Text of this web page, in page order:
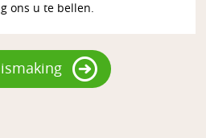
ons u te bellen.